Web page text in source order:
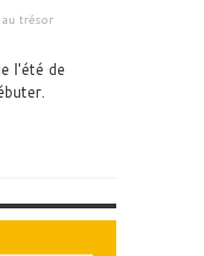
au trésor
l'été de